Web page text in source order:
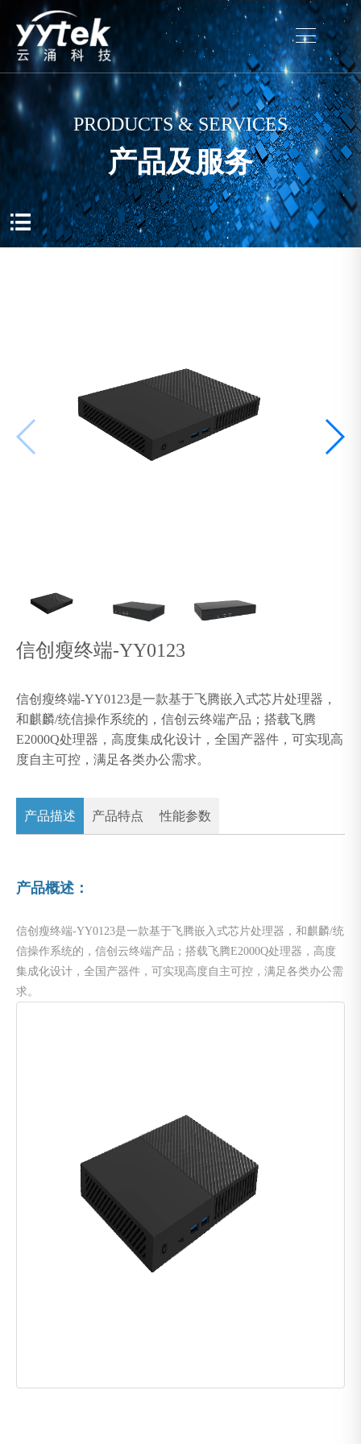
PRODUCTS & SERVICES
产品及服务

信创瘦终端-YY0123
信创瘦终端-YY0123是一款基于飞腾嵌入式芯片处理器，
和麒麟/统信操作系统的，信创云终端产品；搭载飞腾
E2000Q处理器，高度集成化设计，全国产器件，可实现高
度自主可控，满足各类办公需求。
产品描述 产品特点 性能参数
产品概述：
信创瘦终端-YY0123是一款基于飞腾嵌入式芯片处理器，和麒麟/统
信操作系统的，信创云终端产品；搭载飞腾E2000Q处理器，高度
集成化设计，全国产器件，可实现高度自主可控，满足各类办公需
求。